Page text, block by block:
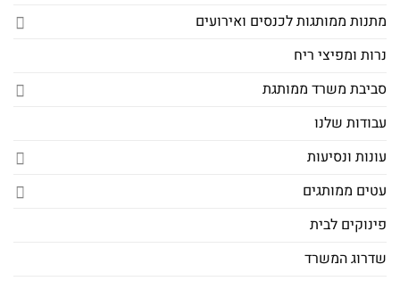
מתנות ממותגות לכנסים ואירועים
נרות ומפיצי ריח
סביבת משרד ממותגת
עבודות שלנו
עונות ונסיעות
עטים ממותגים
פינוקים לבית
שדרוג המשרד